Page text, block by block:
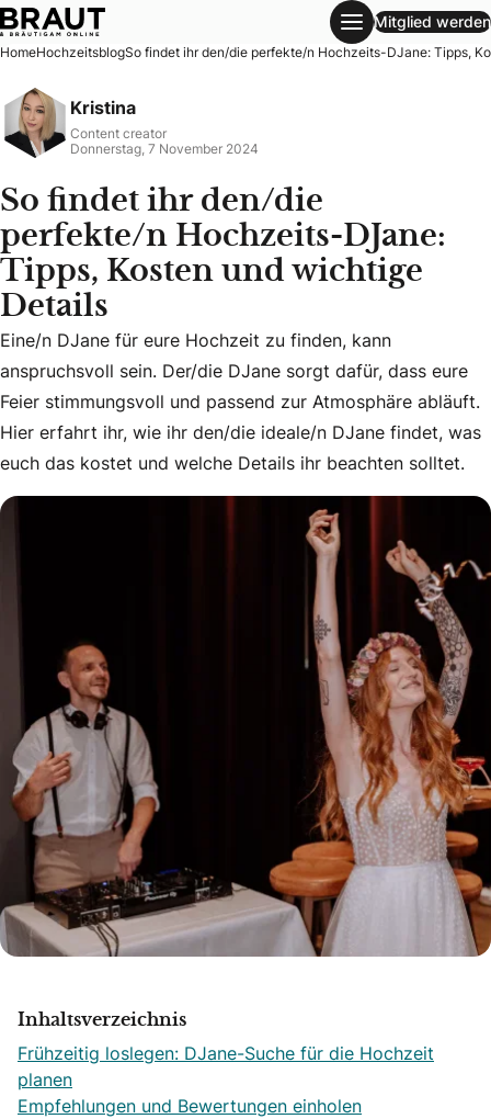
So findet ihr den/die perfekte/n Hochzeits-DJane: Tipps,
Mitglied werden
HomeHochzeitsblogSo findet ihr den/die perfekte/n Hochzeits-DJane: Tipps,
Kristina
Content creator
Donnerstag, 7 November 2024
So findet ihr den/die
perfekte/n Hochzeits-DJane:
Tipps, Kosten und wichtige
Details
Eine/n DJane für eure Hochzeit zu finden, kann
Eine/n DJane für eure Hochzeit zu finden, kann
anspruchsvoll sein. Der/die DJane sorgt dafür, dass eure
Feier stimmungsvoll und passend zur Atmosphäre abläuft.
Hier erfahrt ihr, wie ihr den/die ideale/n DJane findet, was
euch das kostet und welche Details ihr beachten solltet.
Inhaltsverzeichnis
Frühzeitig loslegen: DJane-Suche für die Hochzeit
planen
Empfehlungen und Bewertungen einholen